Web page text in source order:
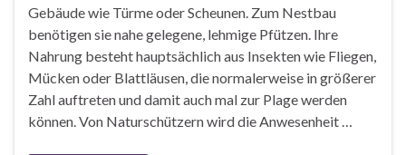
Gebäude wie Türme oder Scheunen. Zum Nestbau
benötigen sie nahe gelegene, lehmige Pfützen. Ihre
Nahrung besteht hauptsächlich aus Insekten wie Fliegen,
Mücken oder Blattläusen, die normalerweise in größerer
Zahl auftreten und damit auch mal zur Plage werden
können. Von Naturschützern wird die Anwesenheit …